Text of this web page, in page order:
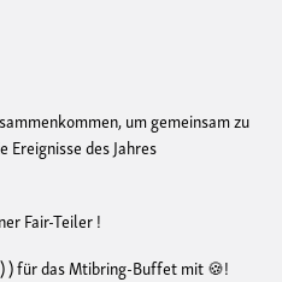
um gemeinsam zu
Ereignisse des Jahres
Fair-Teiler !
) für das Mtibring-Buffet mit 🍪!